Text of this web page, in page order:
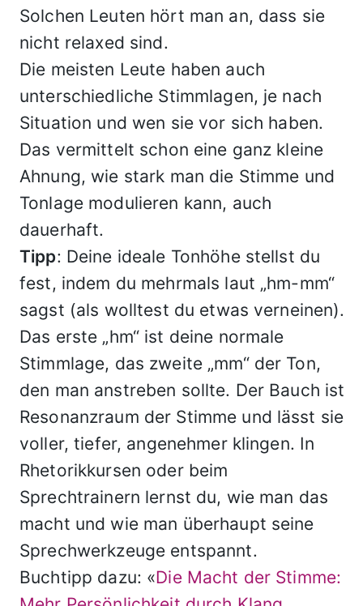
Solchen Leuten hört man an, dass sie
nicht relaxed sind.
Die meisten Leute haben auch
unterschiedliche Stimmlagen, je nach
Situation und wen sie vor sich haben.
Das vermittelt schon eine ganz kleine
Ahnung, wie stark man die Stimme und
Tonlage modulieren kann, auch
dauerhaft.
Tipp: Deine ideale Tonhöhe stellst du
fest, indem du mehrmals laut „hm-mm“
sagst (als wolltest du etwas verneinen).
Das erste „hm“ ist deine normale
Stimmlage, das zweite „mm“ der Ton,
den man anstreben sollte. Der Bauch ist
Resonanzraum der Stimme und lässt sie
voller, tiefer, angenehmer klingen. In
Rhetorikkursen oder beim
Sprechtrainern lernst du, wie man das
macht und wie man überhaupt seine
Sprechwerkzeuge entspannt.
Buchtipp dazu: «Die Macht der Stimme: